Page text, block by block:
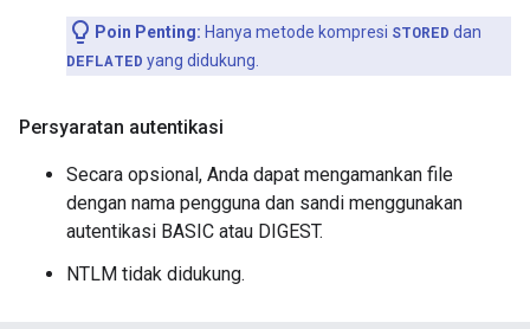
Poin Penting: Hanya metode kompresi STORED dan
DEFLATED yang didukung.
Persyaratan autentikasi
Secara opsional, Anda dapat mengamankan file
dengan nama pengguna dan sandi menggunakan
autentikasi BASIC atau DIGEST.
NTLM tidak didukung.